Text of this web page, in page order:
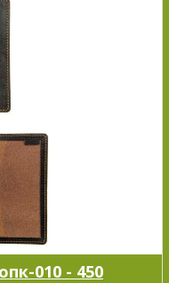
010 - 450